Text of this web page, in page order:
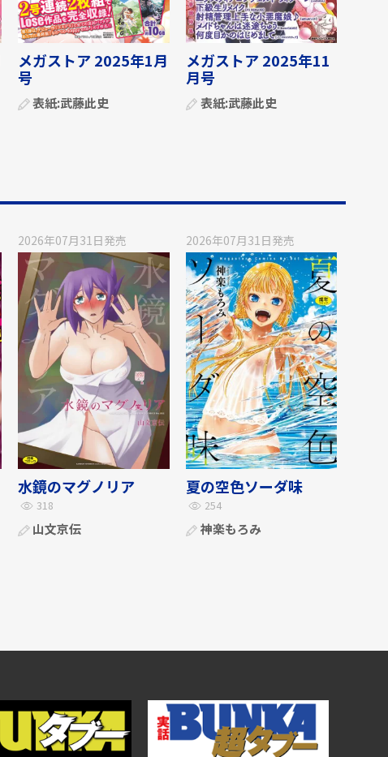
メガストア 2025年1月
号
表紙:武藤此史
メガストア 2025年11
月号
表紙:武藤此史
2026年07月31日発売
水鏡のマグノリア
318
山文京伝
2026年07月31日発売
夏の空色ソーダ味
254
神楽もろみ